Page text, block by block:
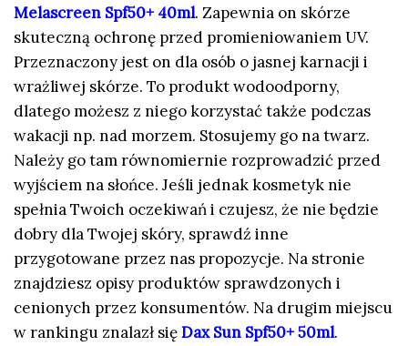
Melascreen Spf50+ 40ml. Zapewnia on skórze
skuteczną ochronę przed promieniowaniem UV.
Przeznaczony jest on dla osób o jasnej karnacji i
wrażliwej skórze. To produkt wodoodporny,
dlatego możesz z niego korzystać także podczas
wakacji np. nad morzem. Stosujemy go na twarz.
Należy go tam równomiernie rozprowadzić przed
wyjściem na słońce. Jeśli jednak kosmetyk nie
spełnia Twoich oczekiwań i czujesz, że nie będzie
dobry dla Twojej skóry, sprawdź inne
przygotowane przez nas propozycje. Na stronie
znajdziesz opisy produktów sprawdzonych i
cenionych przez konsumentów. Na drugim miejscu
w rankingu znalazł sięDax Sun Spf50+ 50ml.